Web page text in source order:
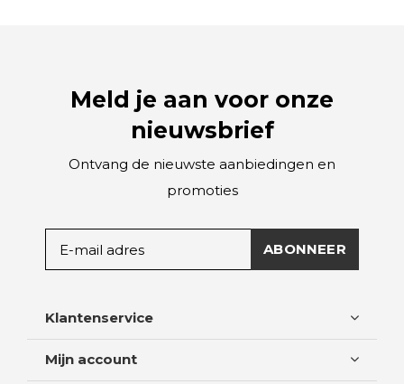
Meld je aan voor onze
nieuwsbrief
Ontvang de nieuwste aanbiedingen en
promoties
ABONNEER
Klantenservice
Mijn account